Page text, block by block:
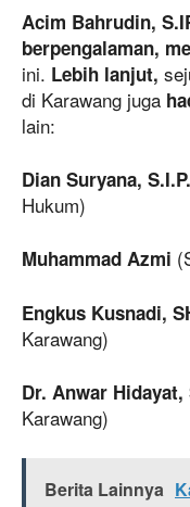
Acim Bahrudin,
berpengalaman,
ini. Lebih lanjut,
di Karawang juga
lain:
Dian Suryana, S.I.P.
Hukum)
Muhammad Azmi
Engkus Kusnadi,
Karawang)
Dr. Anwar Hidayat,
Karawang)
Berita Lainnya